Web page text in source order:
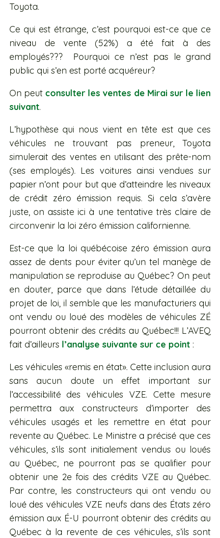
Toyota.
Ce qui est étrange, c’est pourquoi est-ce que ce
niveau de vente (52%) a été fait à des
employés??? Pourquoi ce n’est pas le grand
public qui s’en est porté acquéreur?
On peut consulter les ventes de Mirai sur le lien
suivant.
L’hypothèse qui nous vient en tête est que ces
véhicules ne trouvant pas preneur, Toyota
simulerait des ventes en utilisant des prête-nom
(ses employés). Les voitures ainsi vendues sur
papier n’ont pour but que d’atteindre les niveaux
de crédit zéro émission requis. Si cela s’avère
juste, on assiste ici à une tentative très claire de
circonvenir la loi zéro émission californienne.
Est-ce que la loi québécoise zéro émission aura
assez de dents pour éviter qu’un tel manège de
manipulation se reproduise au Québec? On peut
en douter, parce que dans l’étude détaillée du
projet de loi, il semble que les manufacturiers qui
ont vendu ou loué des modèles de véhicules ZÉ
pourront obtenir des crédits au Québec!!! L’AVEQ
fait d’ailleurs l’analyse suivante sur ce point:
Les véhicules «remis en état». Cette inclusion aura
sans aucun doute un effet important sur
l’accessibilité des véhicules VZE. Cette mesure
permettra aux constructeurs d’importer des
véhicules usagés et les remettre en état pour
revente au Québec. Le Ministre a précisé que ces
véhicules, s’ils sont initialement vendus ou loués
au Québec, ne pourront pas se qualifier pour
obtenir une 2e fois des crédits VZE au Québec.
Par contre, les constructeurs qui ont vendu ou
loué des véhicules VZE neufs dans des États zéro
émission aux É-U pourront obtenir des crédits au
Québec à la revente de ces véhicules, s’ils sont